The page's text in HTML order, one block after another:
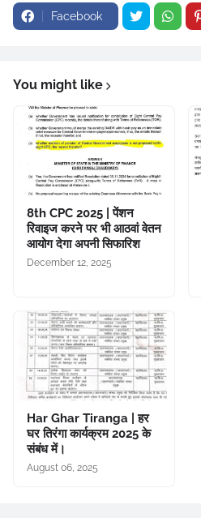
Facebook
You might like
8th CPC 2025 | पेंशन
रिवाइज करने पर भी आठवां वेतन
आयोग देगा अपनी सिफारिश
December 12, 2025
Har Ghar Tiranga | हर
घर तिरंगा कार्यक्रम 2025 के
संबंध में।
August 06, 2025